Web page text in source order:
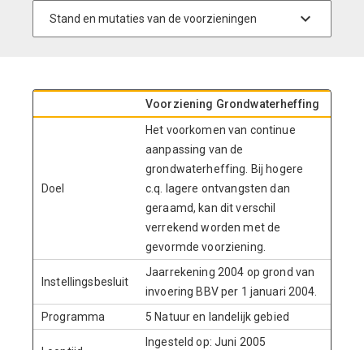
Voorziening Grondwaterheffing
Doel
Het voorkomen van continue
aanpassing van de
grondwaterheffing. Bij hogere
c.q. lagere ontvangsten dan
geraamd, kan dit verschil
verrekend worden met de
gevormde voorziening.
Instellingsbesluit
Jaarrekening 2004 op grond van
invoering BBV per 1 januari 2004.
Programma
5 Natuur en landelijk gebied
Ingesteld op: Juni 2005